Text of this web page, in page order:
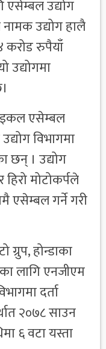
एसेम्बल उद्योग
उद्योग हालै
करोड रुपैयाँ
उद्योगमा
एसेम्बल
विभागमा
छन् । उद्योग
हिरो मोटोकर्पले
एसेम्बल गर्ने गरी
ग्रुप, होन्डाका
लागि एनजीएम
दर्ता
२०७८ साउन
६ वटा यस्ता